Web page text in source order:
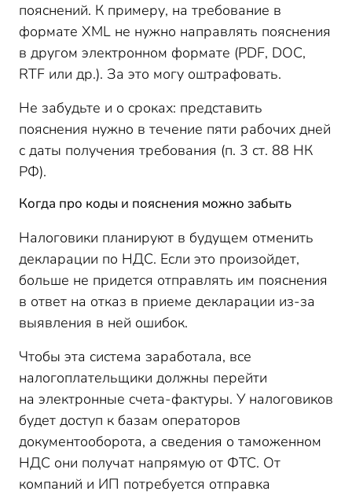
пояснений. К примеру, на требование в
формате XML не нужно направлять пояснения
в другом электронном формате (PDF, DOC,
RTF или др.). За это могу оштрафовать.
Не забудьте и о сроках: представить
пояснения нужно в течение пяти рабочих дней
с даты получения требования (п. 3 ст. 88 НК
РФ).
Когда про коды и пояснения можно забыть
Налоговики планируют в будущем отменить
декларации по НДС. Если это произойдет,
больше не придется отправлять им пояснения
в ответ на отказ в приеме декларации из-за
выявления в ней ошибок.
Чтобы эта система заработала, все
налогоплательщики должны перейти
на электронные счета-фактуры. У налоговиков
будет доступ к базам операторов
документооборота, а сведения о таможенном
НДС они получат напрямую от ФТС. От
компаний и ИП потребуется отправка